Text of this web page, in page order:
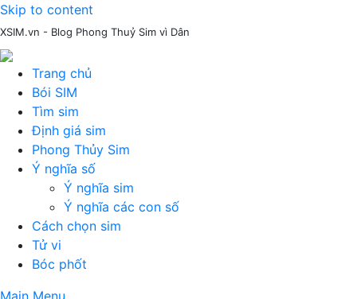
Skip to content
XSIM.vn - Blog Phong Thuỷ Sim vì Dân
Trang chủ
Bói SIM
Tìm sim
Định giá sim
Phong Thủy Sim
Ý nghĩa số
Ý nghĩa sim
Ý nghĩa các con số
Cách chọn sim
Tử vi
Bóc phốt
Main Menu